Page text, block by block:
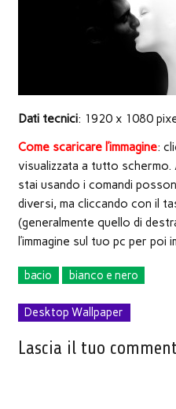
Dati tecnici: 1920 x 1080
Come scaricare l’immagine:
visualizzata a tutto
stai usando i comandi
diversi, ma cliccando con il
(generalmente quello di
l’immagine sul tuo pc per
bacio bianco e nero
Desktop Wallpaper
Lascia il tuo